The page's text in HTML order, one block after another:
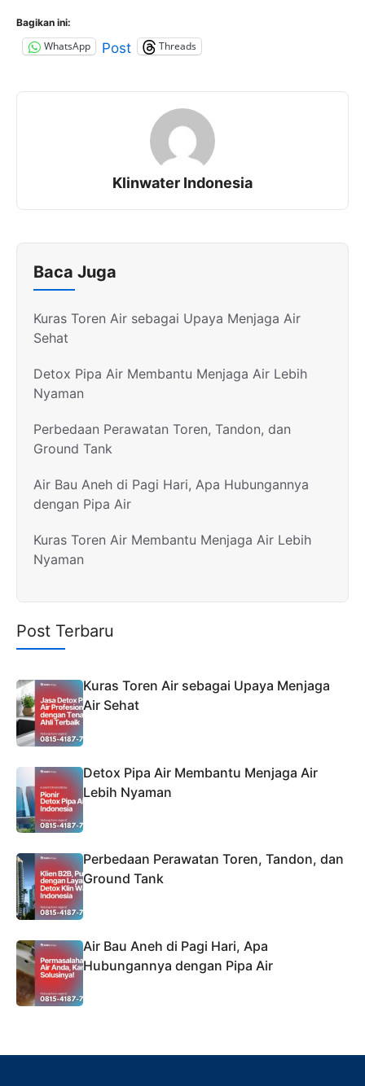
Bagikan ini:
WhatsApp Post Threads
Klinwater Indonesia
Baca Juga
Kuras Toren Air sebagai Upaya Menjaga Air
Sehat
Detox Pipa Air Membantu Menjaga Air Lebih
Nyaman
Perbedaan Perawatan Toren, Tandon, dan
Ground Tank
Air Bau Aneh di Pagi Hari, Apa Hubungannya
dengan Pipa Air
Kuras Toren Air Membantu Menjaga Air Lebih
Nyaman
Post Terbaru
Kuras Toren Air sebagai Upaya Menjaga
Air Sehat
Detox Pipa Air Membantu Menjaga Air
Lebih Nyaman
Perbedaan Perawatan Toren, Tandon, dan
Ground Tank
Air Bau Aneh di Pagi Hari, Apa
Hubungannya dengan Pipa Air